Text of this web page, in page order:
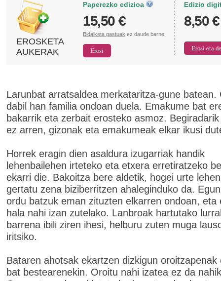
EROSKETA
AUKERAK
Paperezko edizioa
15,50 €
Bidalketa gastuak ez daude barne
Edizio
8,50 €
Larunbat arratsaldea merkataritza-gune batean.
dabil han familia ondoan duela. Emakume bat
bakarrik eta zerbait erosteko asmoz.
ez arren, gizonak eta emakumeak elkar ikusi
Horrek eragin dien asaldura izugarriak handik
lehenbailehen irteteko eta etxera erretiratzeko
ekarri die. Bakoitza bere aldetik, hogei urte
gertatu zena biziberritzen ahaleginduko da.
ordu batzuk eman zituzten elkarren ondoan, eta
hala nahi izan zutelako. Lanbroak hartutako
barrena ibili ziren ihesi, helburu zuten muga
iritsiko.
Bataren ahotsak ekartzen dizkigun oroitzapenak
bat bestearenekin. Oroitu nahi izatea ez da